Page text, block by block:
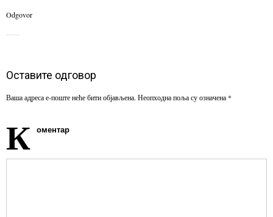
Odgovor
Оставите одговор
Ваша адреса е-поште неће бити објављена. Неопходна поља су означена *
К оментар